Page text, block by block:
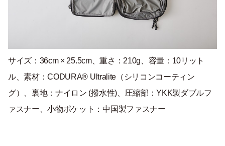
サイズ：36cm × 25.5cm、重さ：210g、容量：10リット
ル、素材：CODURA® Ultralite（シリコンコーティン
グ）、裏地：ナイロン (撥水性)、圧縮部：YKK製ダブルフ
ァスナー、小物ポケット：中国製ファスナー